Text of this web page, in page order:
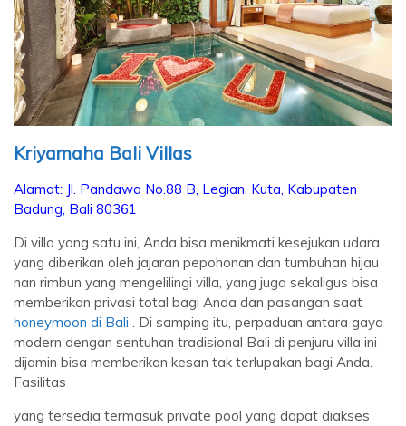
Kriyamaha Bali Villas
Alamat: Jl. Pandawa No.88 B, Legian, Kuta, Kabupaten
Badung, Bali 80361
Di villa yang satu ini, Anda bisa menikmati kesejukan udara
yang diberikan oleh jajaran pepohonan dan tumbuhan hijau
nan rimbun yang mengelilingi villa, yang juga sekaligus bisa
memberikan privasi total bagi Anda dan pasangan saat
honeymoon di Bali . Di samping itu, perpaduan antara gaya
modern dengan sentuhan tradisional Bali di penjuru villa ini
dijamin bisa memberikan kesan tak terlupakan bagi Anda.
Fasilitas
yang tersedia termasuk private pool yang dapat diakses